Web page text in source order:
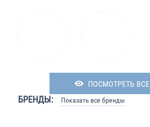
ПОСМОТРЕТЬ ВСЕ
БРЕНДЫ: Показать все бренды